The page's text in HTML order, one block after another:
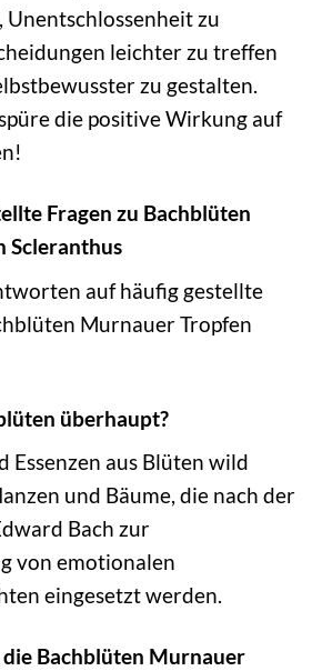
zu
leichter zu treffen
zu gestalten.
die positive Wirkung auf
Fragen zu Bachblüten
Scleranthus
auf häufig gestellte
Murnauer Tropfen
überhaupt?
Essenzen aus Blüten wild
und Bäume, die nach der
Bach zur
von emotionalen
eingesetzt werden.
Bachblüten Murnauer